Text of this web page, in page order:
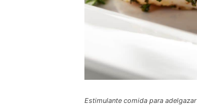
Estimulante comida para adelgazar